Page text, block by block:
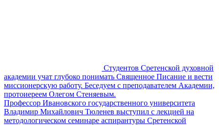
Студентов Сретенской духовной
академии учат глубоко понимать Священное Писание и вести
миссионерскую работу. Беседуем с преподавателем Академии,
протоиереем Олегом Стеняевым.
Профессор Ивановского государственного университета
Владимир Михайлович Тюленев выступил с лекцией на
методологическом семинаре аспирантуры Сретенской